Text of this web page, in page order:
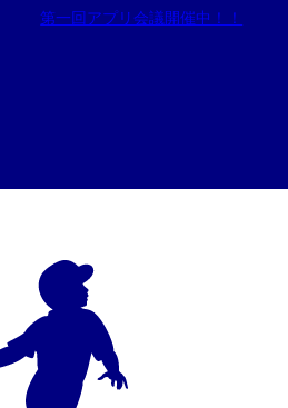
第一回アプリ会議開催中！！